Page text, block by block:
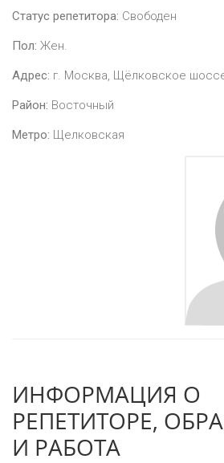
Статус репетитора: Свободен
Пол: Жен.
Адрес: г. Москва, Щёлковское
Район: Восточный
Метро: Щелковская
ИНФОРМАЦИЯ О
РЕПЕТИТОРЕ,
И РАБОТА